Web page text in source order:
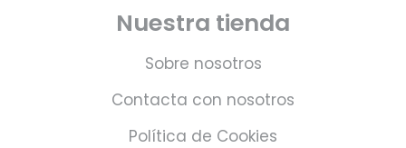
Nuestra tienda
Sobre nosotros
Contacta con nosotros
Política de Cookies